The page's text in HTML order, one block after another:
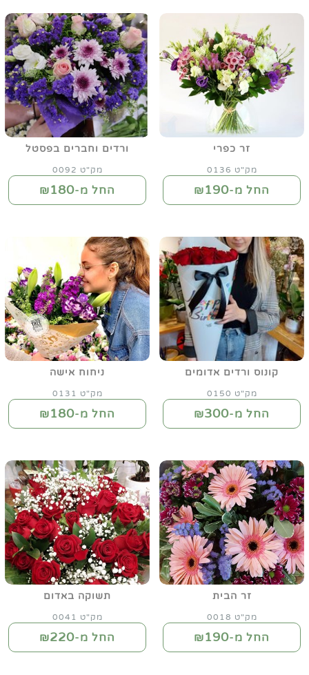
זר כפרי
מק"ט 0136
החל מ-₪190
ורדים וחברים בפסטל
מק"ט 0092
החל מ-₪180
קונוס ורדים אדומים
מק"ט 0150
החל מ-₪300
ניחוח אישה
מק"ט 0131
החל מ-₪180
זר הבית
מק"ט 0018
החל מ-₪190
תשוקה באדום
מק"ט 0041
החל מ-₪220